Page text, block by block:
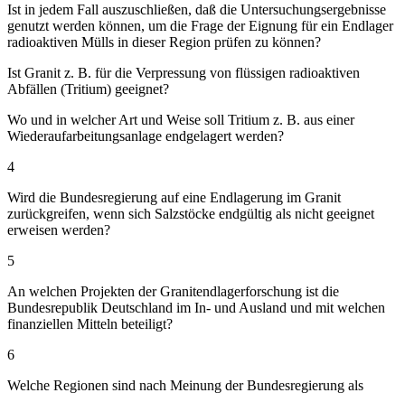
Ist in jedem Fall auszuschließen, daß die Untersuchungsergebnisse
genutzt werden können, um die Frage der Eignung für ein Endlager
radioaktiven Mülls in dieser Region prüfen zu können?
Ist Granit z. B. für die Verpressung von flüssigen radioaktiven
Abfällen (Tritium) geeignet?
Wo und in welcher Art und Weise soll Tritium z. B. aus einer
Wiederaufarbeitungsanlage endgelagert werden?
4
Wird die Bundesregierung auf eine Endlagerung im Granit
zurückgreifen, wenn sich Salzstöcke endgültig als nicht geeignet
erweisen werden?
5
An welchen Projekten der Granitendlagerforschung ist die
Bundesrepublik Deutschland im In- und Ausland und mit welchen
finanziellen Mitteln beteiligt?
6
Welche Regionen sind nach Meinung der Bundesregierung als